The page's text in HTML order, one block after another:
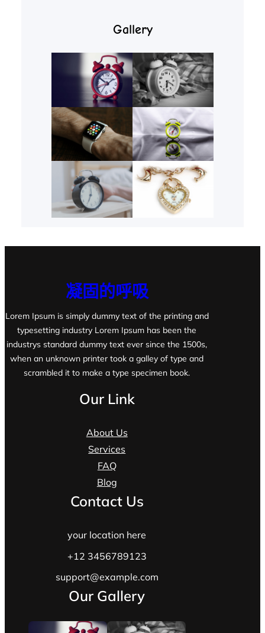
Gallery
凝固的呼吸
Lorem Ipsum is simply dummy text of the printing and
typesetting industry Lorem Ipsum has been the
industrys standard dummy text ever since the 1500s,
when an unknown printer took a galley of type and
scrambled it to make a type specimen book.
Our Link
About Us
Services
FAQ
Blog
Contact Us
your location here
+12 3456789123
support@example.com
Our Gallery